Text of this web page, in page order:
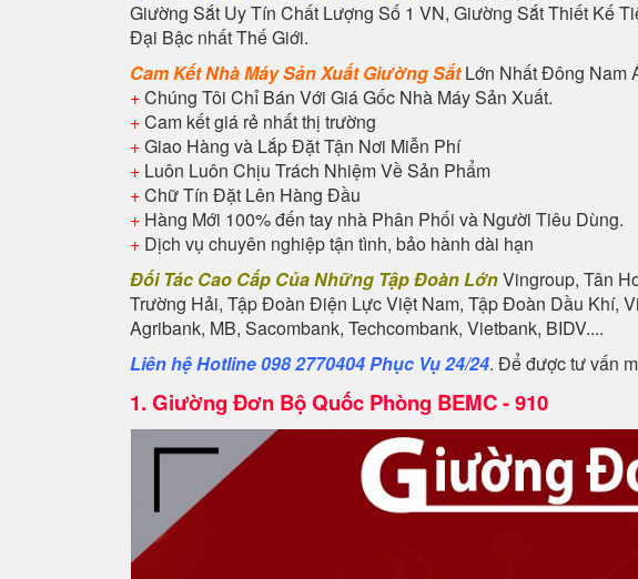
Giường Sắt Uy Tín Chất Lượng Số 1 VN, Giường Sắt Thiết Kế
Đại Bậc nhất Thế Giới.
Cam Kết Nhà Máy Sản Xuất Giường SắtLớn Nhất Đông Nam
+Chúng Tôi Chỉ Bán Với Giá Gốc Nhà Máy Sản Xuất.
+Cam kết giá rẻ nhất thị trường
+Giao Hàng và Lắp Đặt Tận Nơi Miễn Phí
+ Luôn Luôn Chịu Trách Nhiệm Về Sản Phẩm
+Chữ Tín Đặt Lên Hàng Đầu
+ Hàng Mới 100% đến tay nhà Phân Phối và Người Tiêu Dùng.
+ Dịch vụ chuyên nghiệp tận tình, bảo hành dài hạn
Đối Tác Cao Cấp Của Những Tập Đoàn LớnVingroup, Tân
Trường Hải, Tập Đoàn Điện Lực Việt Nam, Tập Đoàn Dầu Khí,
Agribank, MB, Sacombank, Techcombank, Vietbank, BIDV....
Liên hệ Hotline 098 2770404 Phục Vụ 24/24. Để được tư vấn
1. Giường Đơn Bộ Quốc Phòng BEMC - 910